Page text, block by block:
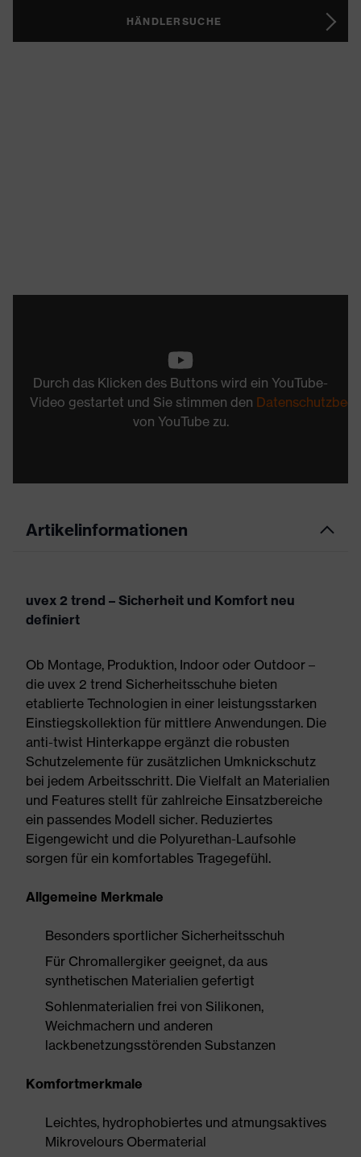
HÄNDLERSUCHE
Durch das Klicken des Buttons wird ein YouTube-
Video gestartet und Sie stimmen den
von YouTube zu.
Artikelinformationen
uvex 2 trend – Sicherheit und Komfort neu
definiert
Ob Montage, Produktion, Indoor oder Outdoor –
die uvex 2 trend Sicherheitsschuhe bieten
etablierte Technologien in einer leistungsstarken
Einstiegskollektion für mittlere Anwendungen. Die
anti-twist Hinterkappe ergänzt die robusten
Schutzelemente für zusätzlichen Umknickschutz
bei jedem Arbeitsschritt. Die Vielfalt an Materialien
und Features stellt für zahlreiche Einsatzbereiche
ein passendes Modell sicher. Reduziertes
Eigengewicht und die Polyurethan-Laufsohle
sorgen für ein komfortables Tragegefühl.
Allgemeine Merkmale
Besonders sportlicher Sicherheitsschuh
Für Chromallergiker geeignet, da aus
synthetischen Materialien gefertigt
Sohlenmaterialien frei von Silikonen,
Weichmachern und anderen
lackbenetzungsstörenden Substanzen
Komfortmerkmale
Leichtes, hydrophobiertes und atmungsaktives
Mikrovelours Obermaterial